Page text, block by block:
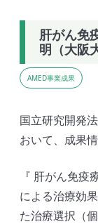
肝がん免
明（大阪
AMED事業成果
国立研究開発
おいて、成果
『 肝がん免疫
による治療効
た治療選択（